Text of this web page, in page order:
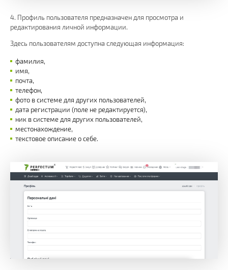
4. Профиль пользователя предназначен для просмотра и
редактирования личной информации.
Здесь пользователям доступна следующая информация:
фамилия,
имя,
почта,
телефон,
фото в системе для других пользователей,
дата регистрации (поле не редактируется),
ник в системе для других пользователей,
местонахождение,
текстовое описание о себе.